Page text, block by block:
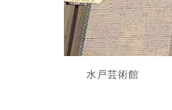
水戸芸術館